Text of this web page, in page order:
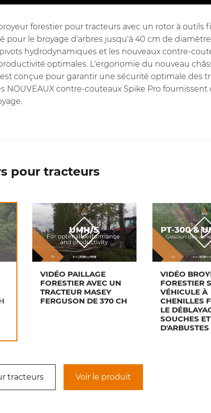
forestier pour tracteurs avec un rotor à outils
pour le broyage d'arbres jusqu'à 40 cm de
hydrodynamiques et les nouveaux contre-
optimales. L'ergonomie du nouveau
conçue pour garantir une sécurité optimale des
NOUVEAUX contre-couteaux Spike Pro fournissent
pour tracteurs
VIDÉO PAILLAGE
FORESTIER AVEC UN
TRACTEUR MASEY
FERGUSON DE 370 CH
VIDÉO
FORESTIER
VÉHICULE À
CHENILLES
LE
SOUCHES ET
D'ARBUSTES
tracteurs Voir le produit